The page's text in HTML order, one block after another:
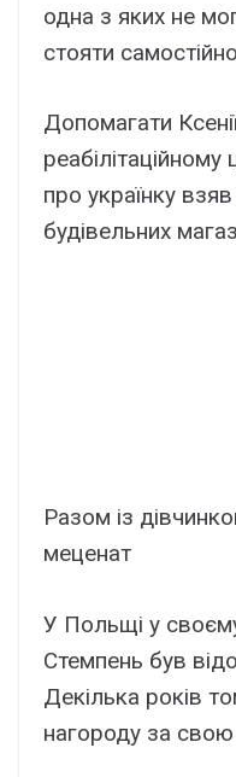
одна з яких не
стояти
Допомагати
про українку
будівельних
Разом із
меценат
У Польщі у
Стемпень був
Декілька років
нагороду за свою